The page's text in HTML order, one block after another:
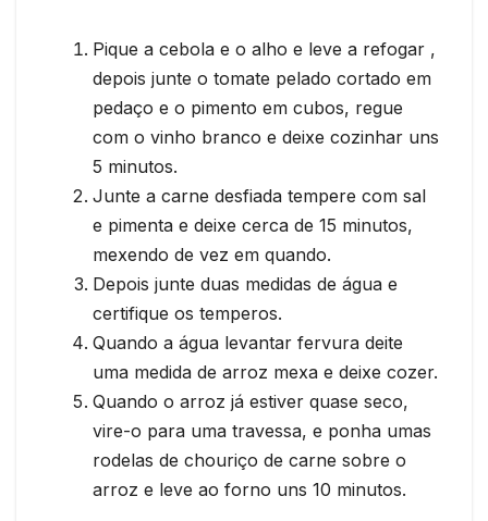
Pique a cebola e o alho e leve a refogar ,
depois junte o tomate pelado cortado em
pedaço e o pimento em cubos, regue
com o vinho branco e deixe cozinhar uns
5 minutos.
Junte a carne desfiada tempere com sal
e pimenta e deixe cerca de 15 minutos,
mexendo de vez em quando.
Depois junte duas medidas de água e
certifique os temperos.
Quando a água levantar fervura deite
uma medida de arroz mexa e deixe cozer.
Quando o arroz já estiver quase seco,
vire-o para uma travessa, e ponha umas
rodelas de chouriço de carne sobre o
arroz e leve ao forno uns 10 minutos.